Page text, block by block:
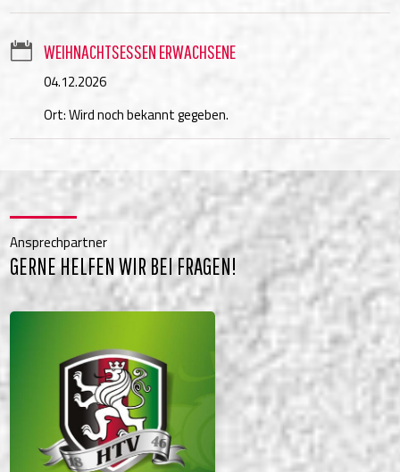
 WEIHNACHTSESSEN ERWACHSENE
04.12.2026
Ort: Wird noch bekannt gegeben.
Ansprechpartner
GERNE HELFEN WIR BEI FRAGEN!